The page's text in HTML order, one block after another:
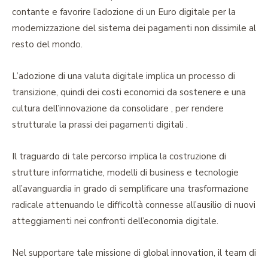
contante e favorire l’adozione di un Euro digitale per la
modernizzazione del sistema dei pagamenti non dissimile al
resto del mondo.
L’adozione di una valuta digitale implica un processo di
transizione, quindi dei costi economici da sostenere e una
cultura dell’innovazione da consolidare , per rendere
strutturale la prassi dei pagamenti digitali .
Il traguardo di tale percorso implica la costruzione di
strutture informatiche, modelli di business e tecnologie
all’avanguardia in grado di semplificare una trasformazione
radicale attenuando le difficoltà connesse all’ausilio di nuovi
atteggiamenti nei confronti dell’economia digitale.
Nel supportare tale missione di global innovation, il team di